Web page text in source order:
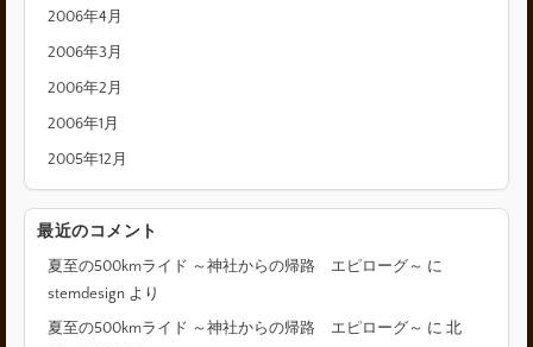
2006年4月
2006年3月
2006年2月
2006年1月
2005年12月
最近のコメント
夏至の500kmライド ～神社からの帰路 エピローグ～ に
stemdesign より
夏至の500kmライド ～神社からの帰路 エピローグ～ に北